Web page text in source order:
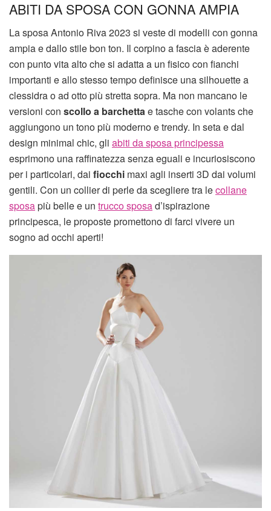
ABITI DA SPOSA CON GONNA AMPIA
La sposa Antonio Riva 2023 si veste di modelli con gonna
ampia e dallo stile bon ton. Il corpino a fascia è aderente
con punto vita alto che si adatta a un fisico con fianchi
importanti e allo stesso tempo definisce una silhouette a
clessidra o ad otto più stretta sopra. Ma non mancano le
versioni con scollo a barchettae tasche con volants che
aggiungono un tono più moderno e trendy. In seta e dal
design minimal chic, gli abiti da sposa principessa
esprimono una raffinatezza senza eguali e incuriosiscono
per i particolari, dai fiocchi maxi agli inserti 3D dai volumi
gentili. Con un collier di perle da scegliere tra lecollane
sposapiù belle e un trucco sposad’ispirazione
principesca, le proposte promettono di farci vivere un
sogno ad occhi aperti!